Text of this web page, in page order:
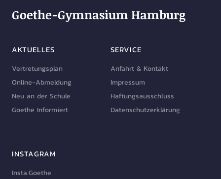
Goethe-Gymnasium Hamburg
AKTUELLES
Vertretungsplan
Online-Abmeldung
Neu an der Schule
Goethe Informiert
SERVICE
Anfahrt & Kontakt
Impressum
Haftungsausschluss
Datenschutzerklärung
INSTAGRAM
Insta.Goethe